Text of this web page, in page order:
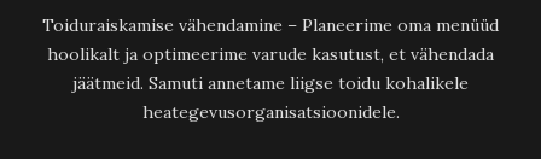
Toiduraiskamise vähendamine – Planeerime oma menüüd
hoolikalt ja optimeerime varude kasutust, et vähendada
jäätmeid. Samuti annetame liigse toidu kohalikele
heategevusorganisatsioonidele.